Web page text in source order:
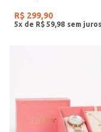
R$ 299,90
5x de R$ 59 98